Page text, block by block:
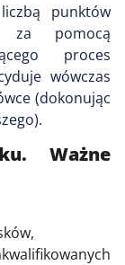
punktów
za pomocą
proces
wówczas
(dokonując
Ważne